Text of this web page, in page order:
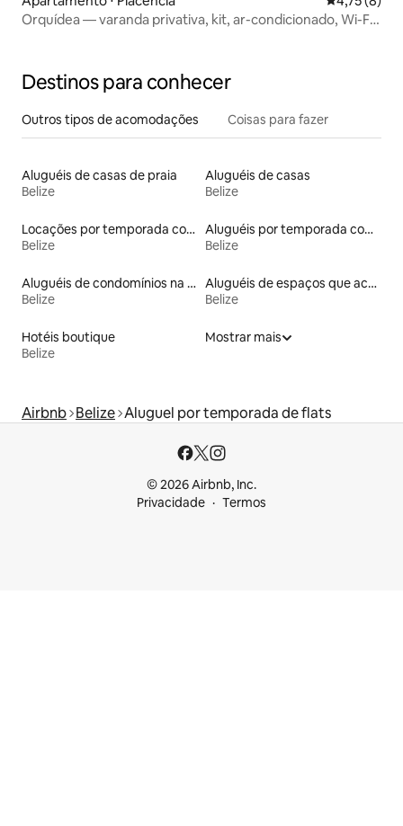
Orquídea — varanda privativa, kit, ar-condicionado, Wi-Fi,
Destinos para conhecer
Outros tipos de acomodações Coisas para fazer
Aluguéis de casas de praia
Belize
Aluguéis de casas
Belize
Locações por temporada com piscina
Belize
Aluguéis por temporada com acesso à praia
Belize
Aluguéis de condomínios na praia
Belize
Aluguéis de espaços que aceitam animais de estimação
Belize
Hotéis boutique
Belize
Mostrar mais
Airbnb Belize Aluguel por temporada de flats
© 2026 Airbnb, Inc.
Privacidade
Termos